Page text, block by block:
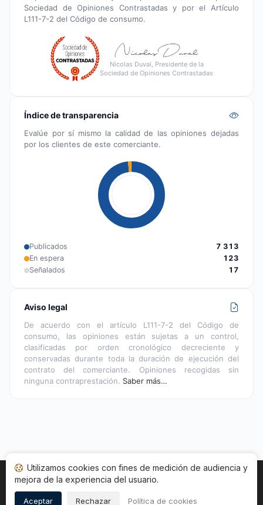
Sociedad de Opiniones Contrastadas y por el Artículo
L111-7-2 del Código de consumo.
Nicolas Duval, Presidente de la
Sociedad de Opiniones Contrastadas
Índice de transparencia
Evalúe por sí mismo la calidad de las opiniones dejadas
por los clientes de este comerciante.
Publicados
7 313
En espera
123
Señalados
17
Aviso legal
De acuerdo con el artículo L111-7-2 del Código de
consumo, las opiniones están sujetas a un control,
clasificadas por orden cronológico decreciente y
conservadas durante toda la duración de ejecución del
contrato del comerciante. Opiniones recogidas sin
ninguna contraprestación. Saber más…
Inicio Estado opiniones Categorías
Utilizamos cookies con fines de medición de audiencia y
mejora de la experiencia del usuario.
Aceptar Rechazar Política de cookies